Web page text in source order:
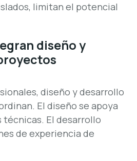
limitan el potencial
diseño y
diseño y desarrollo
El diseño se apoya
El desarrollo
de experiencia de